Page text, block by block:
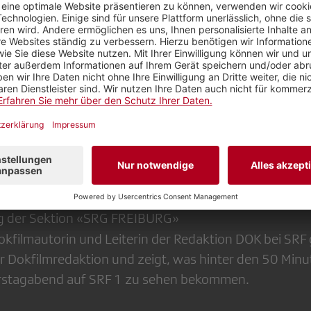
der Sektion «SRG FREIBURG» | Einblick in
mit Belinda Sallin.
Sektion «SRG FREIBURG»
und Leiterin der Redaktion DOK bei
Dokfilmredaktion und zeigt, was hinter den 50
auf SRF 1 zu sehen bekommen.